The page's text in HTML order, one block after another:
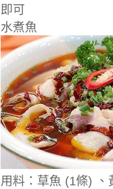
即可
水煮魚
用料：草魚 (1條)